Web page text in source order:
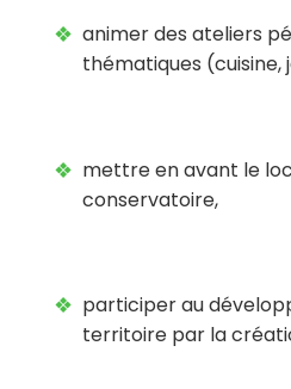
animer des ateliers
thématiques (cuisine,
mettre en avant le
conservatoire,
participer au
territoire par la